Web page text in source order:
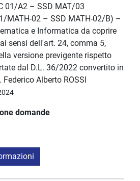
01/A2 – SSD MAT/03
MATH-02 – SSD MATH-02/B) –
e Informatica da coprire
sensi dell'art. 24, comma 5,
versione previgente rispetto
dal D.L. 36/2022 convertito in
Alberto ROSSI
domande